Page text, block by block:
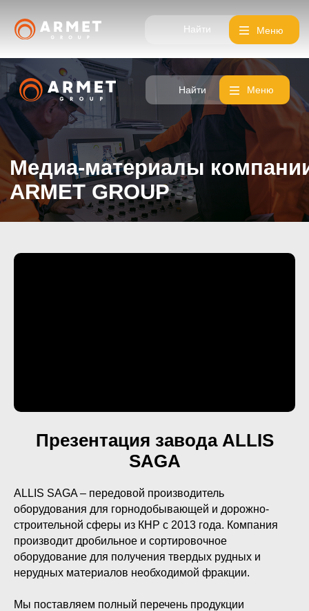
Медиа-материалы компании
ARMET GROUP
Презентация завода ALLIS
SAGA
ALLIS SAGA – передовой производитель
оборудования для горнодобывающей и дорожно-
строительной сферы из КНР с 2013 года. Компания
производит дробильное и сортировочное
оборудование для получения твердых рудных и
нерудных материалов необходимой фракции.
Мы поставляем полный перечень продукции